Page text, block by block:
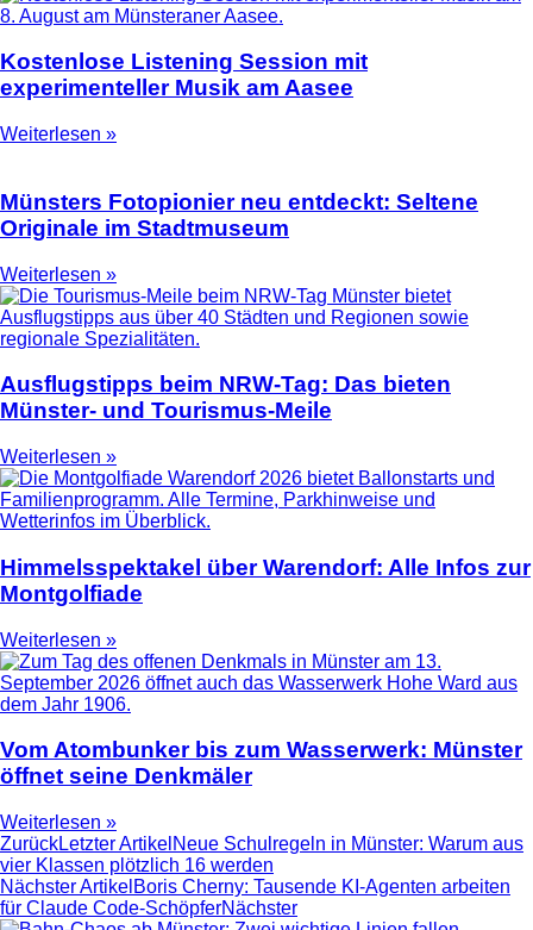
Kostenlose Listening Session mit
experimenteller Musik am Aasee
Weiterlesen »
Münsters Fotopionier neu entdeckt: Seltene
Originale im Stadtmuseum
Weiterlesen »
Ausflugstipps beim NRW-Tag: Das bieten
Münster- und Tourismus-Meile
Weiterlesen »
Himmelsspektakel über Warendorf: Alle Infos zur
Montgolfiade
Weiterlesen »
Vom Atombunker bis zum Wasserwerk: Münster
öffnet seine Denkmäler
Weiterlesen »
ZurückLetzter Artikel Neue Schulregeln in Münster: Warum aus
vier Klassen plötzlich 16 werden
Nächster Artikel Boris Cherny: Tausende KI-Agenten arbeiten
für Claude Code-SchöpferNächster